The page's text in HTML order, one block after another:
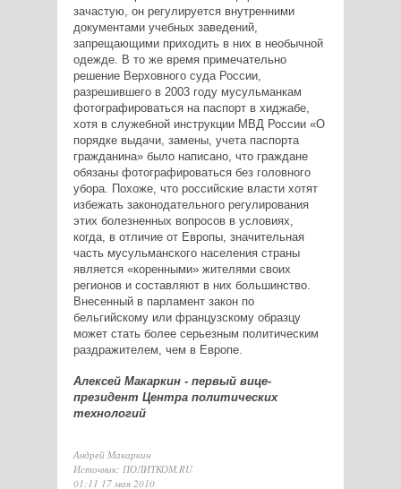
зачастую, он регулируется внутренними
документами учебных заведений,
запрещающими приходить в них в необычной
одежде. В то же время примечательно
решение Верховного суда России,
разрешившего в 2003 году мусульманкам
фотографироваться на паспорт в хиджабе,
хотя в служебной инструкции МВД России «О
порядке выдачи, замены, учета паспорта
гражданина» было написано, что граждане
обязаны фотографироваться без головного
убора. Похоже, что российские власти хотят
избежать законодательного регулирования
этих болезненных вопросов в условиях,
когда, в отличие от Европы, значительная
часть мусульманского населения страны
является «коренными» жителями своих
регионов и составляют в них большинство.
Внесенный в парламент закон по
бельгийскому или французскому образцу
может стать более серьезным политическим
раздражителем, чем в Европе.
Алексей Макаркин - первый вице-
президент Центра политических
технологий
Андрей Макаркин
Источник: ПОЛИТКОМ.RU
01:11 17 мая 2010